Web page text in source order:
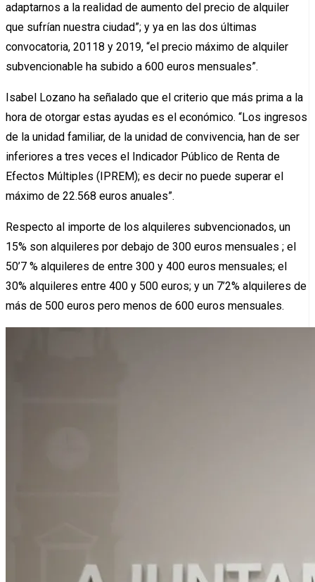
adaptarnos a la realidad de aumento del precio de alquiler
que sufrían nuestra ciudad”; y ya en las dos últimas
convocatoria, 20118 y 2019, “el precio máximo de alquiler
subvencionable ha subido a 600 euros mensuales”.
Isabel Lozano ha señalado que el criterio que más prima a la
hora de otorgar estas ayudas es el económico. “Los ingresos
de la unidad familiar, de la unidad de convivencia, han de ser
inferiores a tres veces el Indicador Público de Renta de
Efectos Múltiples (IPREM); es decir no puede superar el
máximo de 22.568 euros anuales”.
Respecto al importe de los alquileres subvencionados, un
15% son alquileres por debajo de 300 euros mensuales ; el
50’7 % alquileres de entre 300 y 400 euros mensuales; el
30% alquileres entre 400 y 500 euros; y un 7’2% alquileres de
más de 500 euros pero menos de 600 euros mensuales.